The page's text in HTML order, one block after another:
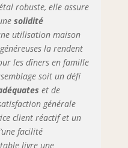
de salle à
est
fabriquée en
MDF de
dureté, qui
résistant à la
et à l'eau.
la solution
pour une
un
ou
studio. Elle
robuste, elle assure
solidité
utilisation maison
la rendent
les dîners en famille
soit un défi
et de
générale
client réactif et un
facilité
table livre une